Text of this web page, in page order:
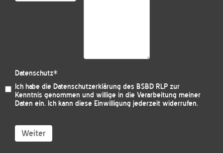
Datenschutz*
Ich habe die Datenschutzerklärung des BSBD RLP zur
Kenntnis genommen und willige in die Verarbeitung meiner
Daten ein. Ich kann diese Einwilligung jederzeit widerrufen.
Weiter